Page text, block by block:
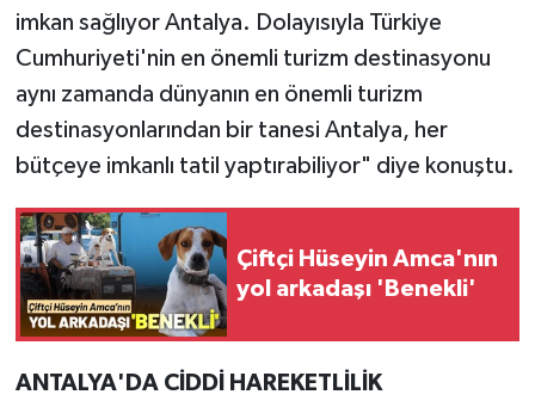
imkan sağlıyor Antalya. Dolayısıyla Türkiye
Cumhuriyeti'nin en önemli turizm destinasyonu
aynı zamanda dünyanın en önemli turizm
destinasyonlarından bir tanesi Antalya, her
bütçeye imkanlı tatil yaptırabiliyor" diye konuştu.
Çiftçi Hüseyin Amca'nın
yol arkadaşı 'Benekli'
ANTALYA'DA CİDDİ HAREKETLİLİK